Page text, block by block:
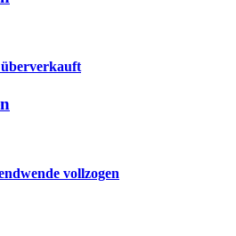
vollzogen